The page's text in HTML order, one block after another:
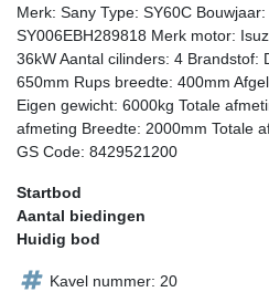
Merk: Sany Type: SY60C
SY006EBH289818 Merk motor:
36kW Aantal cilinders: 4 Brandstof:
650mm Rups breedte: 400mm
Eigen gewicht: 6000kg Totale
afmeting Breedte: 2000mm Totale
GS Code: 8429521200
Startbod
Aantal biedingen
Huidig bod
Kavel nummer: 20